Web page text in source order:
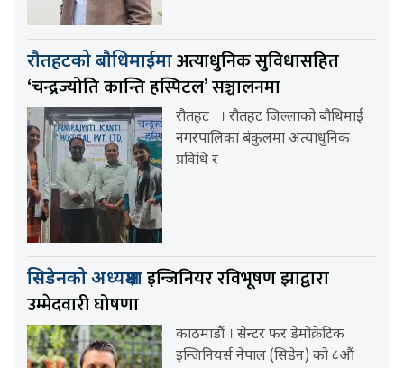
रौतहटको बौधिमाईमाअत्याधुनिक सुविधासहित
‘चन्द्रज्योति कान्ति हस्पिटल’ सञ्चालनमा
रौतहट । रौतहट जिल्लाको बौधिमाई
नगरपालिका बंकुलमा अत्याधुनिक
प्रविधि र
सिडेनको अध्यक्षमाइन्जिनियर रविभूषण झाद्वारा
उम्मेदवारी घोषणा
काठमाडौं । सेन्टर फर डेमोक्रेटिक
इन्जिनियर्स नेपाल (सिडेन) को ८औं